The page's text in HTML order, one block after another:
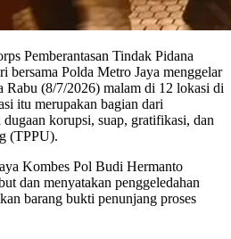
Pemberantasan Tindak Pidana
Polda Metro Jaya menggelar
Rabu (8/7/2026) malam di 12 lokasi di
itu merupakan bagian dari
korupsi, suap, gratifikasi, dan
(TPPU).
Kombes Pol Budi Hermanto
dan menyatakan penggeledahan
barang bukti penunjang proses